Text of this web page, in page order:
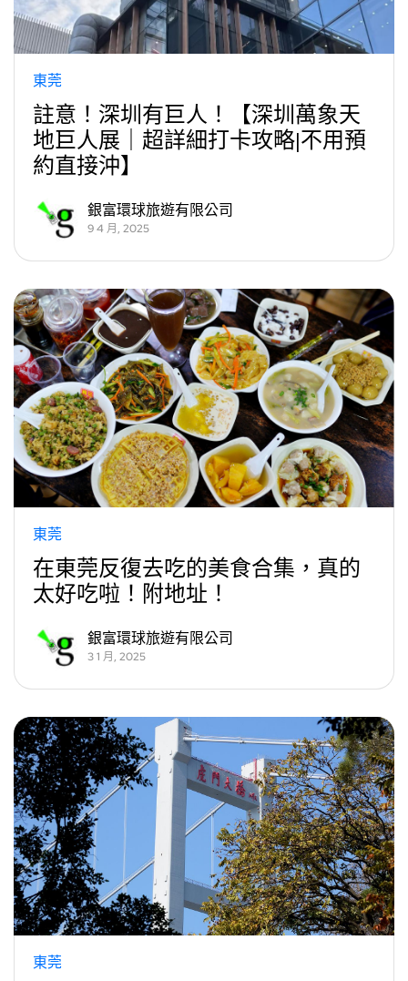
東莞
註意！深圳有巨人！【深圳萬象天
地巨人展｜超詳細打卡攻略|不用預
約直接沖】
銀富環球旅遊有限公司
9 4 月, 2025
東莞
在東莞反復去吃的美食合集，真的
太好吃啦！附地址！
銀富環球旅遊有限公司
3 1 月, 2025
東莞